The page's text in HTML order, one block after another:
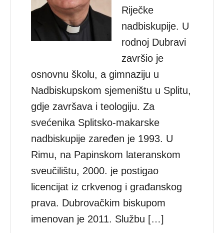
Riječke
nadbiskupije. U
rodnoj Dubravi
završio je
osnovnu školu, a gimnaziju u
Nadbiskupskom sjemeništu u Splitu,
gdje završava i teologiju. Za
svećenika Splitsko-makarske
nadbiskupije zaređen je 1993. U
Rimu, na Papinskom lateranskom
sveučilištu, 2000. je postigao
licencijat iz crkvenog i građanskog
prava. Dubrovačkim biskupom
imenovan je 2011. Službu […]